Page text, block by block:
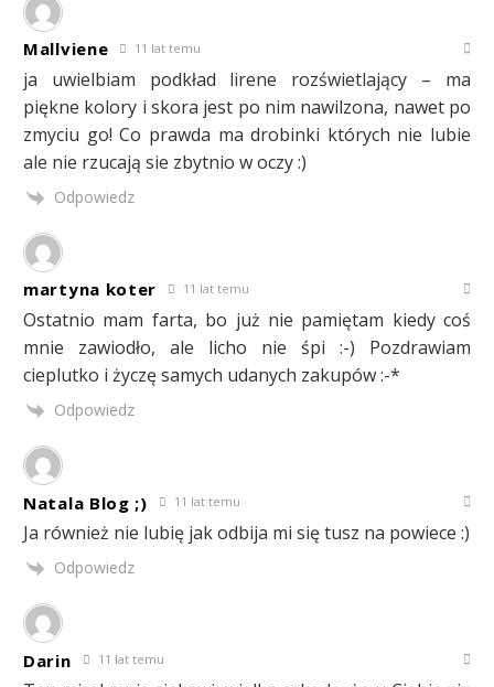
Mallviene 11 lat temu
ja uwielbiam podkład lirene rozświetlający – ma
piękne kolory i skora jest po nim nawilzona, nawet po
zmyciu go! Co prawda ma drobinki których nie lubie
ale nie rzucają sie zbytnio w oczy :)
Odpowiedz
martyna koter 11 lat temu
Ostatnio mam farta, bo już nie pamiętam kiedy coś
mnie zawiodło, ale licho nie śpi :-) Pozdrawiam
cieplutko i życzę samych udanych zakupów :-*
Odpowiedz
Natala Blog ;) 11 lat temu
Ja również nie lubię jak odbija mi się tusz na powiece :)
Odpowiedz
Darin 11 lat temu